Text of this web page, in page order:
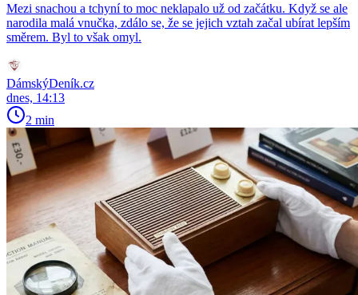
Mezi snachou a tchyní to moc neklapalo už od začátku. Když se ale
narodila malá vnučka, zdálo se, že se jejich vztah začal ubírat lepším
směrem. Byl to však omyl.
DámskýDeník.cz
dnes, 14:13
2 min